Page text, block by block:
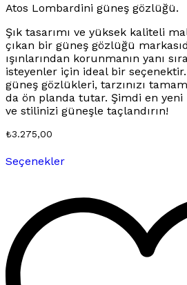
Atos Lombardini güneş gözlüğü.
Şık tasarımı ve yüksek kaliteli
çıkan bir güneş gözlüğü
ışınlarından korunmanın yanı
isteyenler için ideal bir
güneş gözlükleri, tarzınızı
da ön planda tutar. Şimdi en yeni
ve stilinizi güneşle taçlandırın!
₺3.275,00
Seçeneklerürünün
varyasyonu
var.
Seçenekler